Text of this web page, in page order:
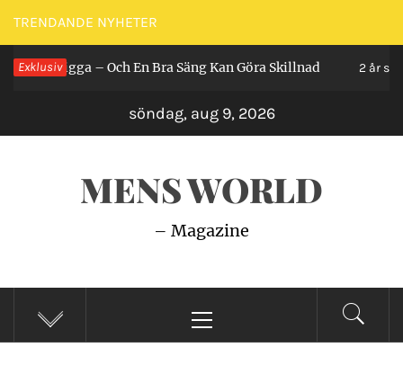
Hoppa
till
innehåll
TRENDANDE NYHETER
Exklusiv
Ligga – Och En Bra Säng Kan Göra Skillnad 2 år sedan
söndag, aug 9, 2026
MENS WORLD
– Magazine
meny